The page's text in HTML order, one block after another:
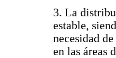
3. La
estable,
necesidad
en las áreas